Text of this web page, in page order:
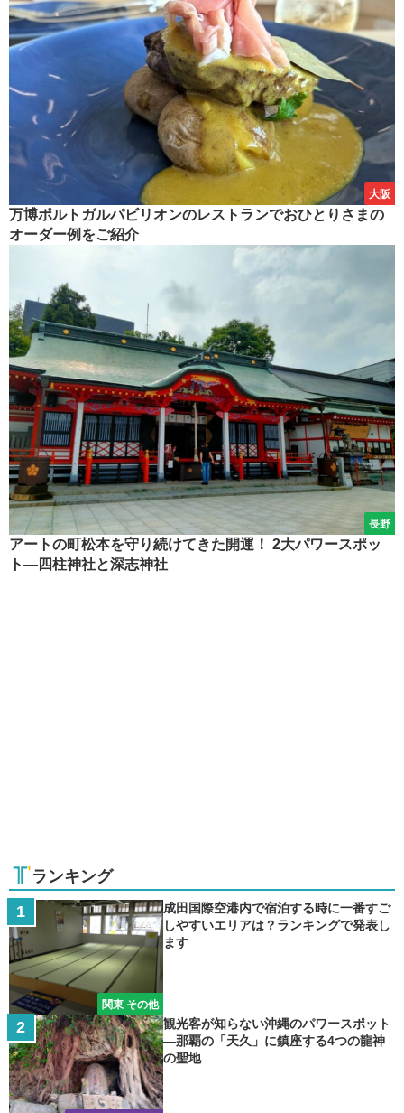
大阪
万博ポルトガルパビリオンのレストランでおひとりさまの
オーダー例をご紹介
長野
アートの町松本を守り続けてきた開運！ 2大パワースポッ
ト―四柱神社と深志神社
ランキング
関東 その他
成田国際空港内で宿泊する時に一番すご
しやすいエリアは？ランキングで発表し
ます
観光客が知らない沖縄のパワースポット
―那覇の「天久」に鎮座する4つの龍神
の聖地